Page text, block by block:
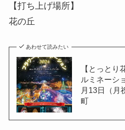
【打ち上げ場所】
花の丘
あわせて読みたい
【とっとり
ルミネーシ
月13日（月
町